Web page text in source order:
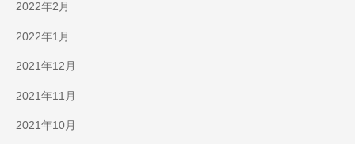
2022年2月
2022年1月
2021年12月
2021年11月
2021年10月